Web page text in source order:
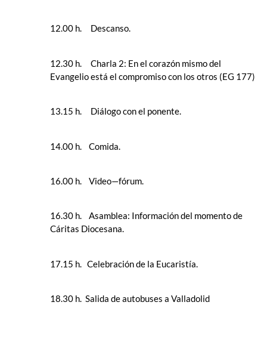
12.00 h. Descanso.
12.30 h. Charla 2: En el corazón mismo del
Evangelio está el compromiso con los otros (EG 177)
13.15 h. Diálogo con el ponente.
14.00 h. Comida.
16.00 h. Video—fórum.
16.30 h. Asamblea: Información del momento de
Cáritas Diocesana.
17.15 h. Celebración de la Eucaristía.
18.30 h. Salida de autobuses a Valladolid